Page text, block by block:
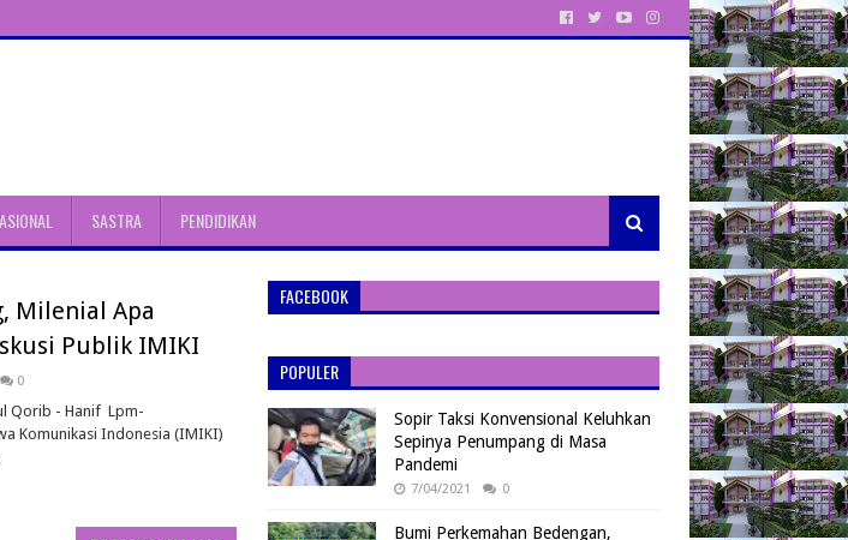
SASTRA PENDIDIKAN
Milenial Apa
Publik IMIKI
0
Qorib - Hanif Lpm-
Komunikasi Indonesia (IMIKI)
FACEBOOK
POPULER
Sopir Taksi Konvensional Keluhkan
Sepinya Penumpang di Masa
Pandemi
7/04/2021 0
Bumi Perkemahan Bedengan,